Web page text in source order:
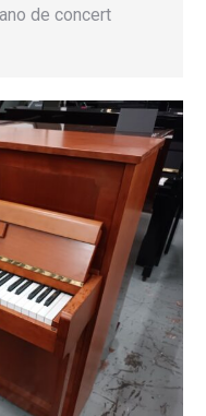
de concert